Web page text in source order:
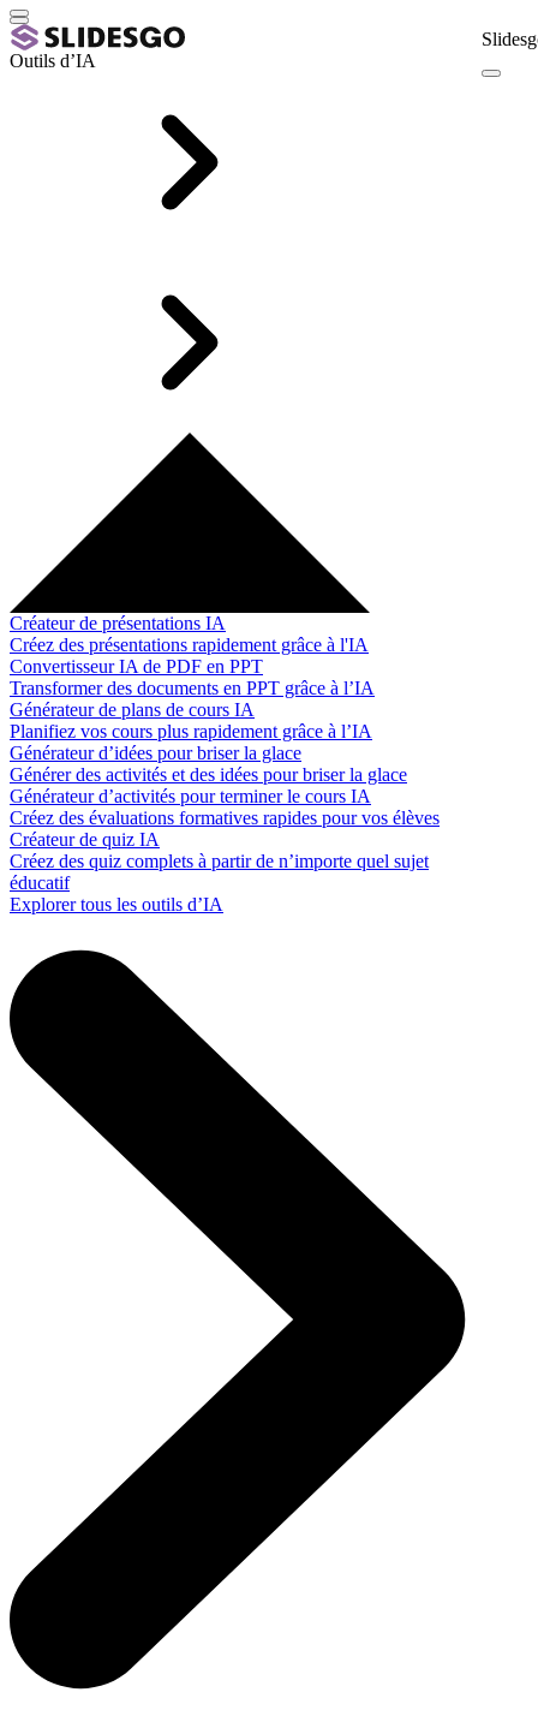
Outils d’IA
Créateur de présentations IA
Créez des présentations rapidement grâce à l'IA
Convertisseur IA de PDF en PPT
Transformer des documents en PPT grâce à l’IA
Générateur de plans de cours IA
Planifiez vos cours plus rapidement grâce à l’IA
Générateur d’idées pour briser la glace
Générer des activités et des idées pour briser la glace
Générateur d’activités pour terminer le cours IA
Créez des évaluations formatives rapides pour vos élèves
Créateur de quiz IA
Créez des quiz complets à partir de n’importe quel sujet
éducatif
Explorer tous les outils d’IA